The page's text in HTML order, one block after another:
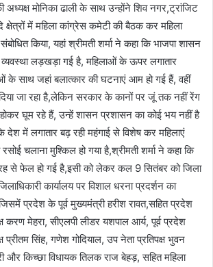
अध्यक्ष मोनिका ढाली के साथ उन्होंने शिव नगर,ट्रांजिट
में महिला कांग्रेस कमेटी की बैठक कर महिला
किया, यहां श्रीमती शर्मा ने कहा कि भाजपा शासन
लड़खड़ा गई है, महिलाओं के ऊपर लगातार
के साथ जहां बलात्कार की घटनाएं आम हो गई हैं, वहीं
जा रहा है,लेकिन सरकार के कानों पर जूं तक नहीं रेंग
घूम रहे हैं, उन्हें शासन प्रशासन का कोई भय नहीं है
देश में लगातार बढ़ रही महंगाई से विशेष कर महिलाएं
चलाना मुश्किल हो गया है,श्रीमती शर्मा ने कहा कि
से फेल हो गई है,इसी को लेकर कल 9 सितंबर को जिला
कार्यालय पर विशाल धरना प्रदर्शन का
प्रदेश के पूर्व मुख्यमंत्री हरीश रावत,सहित प्रदेश
मेहरा, सीएलपी लीडर यशपाल आर्य, पूर्व प्रदेश
सिंह, गणेश गोदियाल, उप नेता प्रतिपक्ष भुवन
और किच्छा विधायक तिलक राज बेहड़, सहित महिला